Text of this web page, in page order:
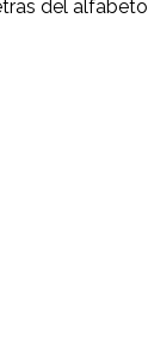
del